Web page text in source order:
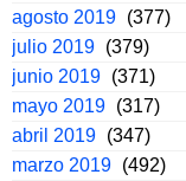
agosto 2019 (377)
julio 2019 (379)
junio 2019 (371)
mayo 2019 (317)
abril 2019 (347)
marzo 2019 (492)